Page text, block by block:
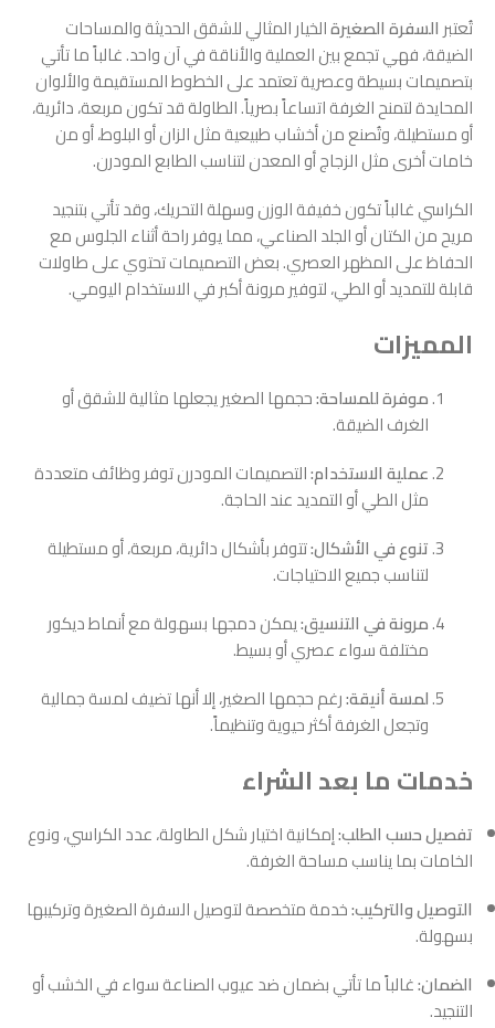
تُعتبرالسفرة الصغيرةالخيار المثالي للشقق الحديثة والمساحات
الضيقة، فهي تجمع بين العملية والأناقة في آن واحد. غالباً ما تأتي
بتصميمات بسيطة وعصرية تعتمد على الخطوط المستقيمة والألوان
المحايدة لتمنح الغرفة اتساعاً بصرياً. الطاولة قد تكون مربعة، دائرية،
أو مستطيلة، وتُصنع من أخشاب طبيعية مثل الزان أو البلوط، أو من
خامات أخرى مثل الزجاج أو المعدن لتناسب الطابع المودرن.
الكراسي غالباً تكون خفيفة الوزن وسهلة التحريك، وقد تأتي بتنجيد
مريح من الكتان أو الجلد الصناعي، مما يوفر راحة أثناء الجلوس مع
الحفاظ على المظهر العصري. بعض التصميمات تحتوي على طاولات
قابلة للتمديد أو الطي، لتوفير مرونة أكبر في الاستخدام اليومي.
المميزات
موفرة للمساحة:حجمها الصغير يجعلها مثالية للشقق أو
الغرف الضيقة.
عملية الاستخدام:التصميمات المودرن توفر وظائف متعددة
مثل الطي أو التمديد عند الحاجة.
تنوع في الأشكال:تتوفر بأشكال دائرية، مربعة، أو مستطيلة
لتناسب جميع الاحتياجات.
مرونة في التنسيق:يمكن دمجها بسهولة مع أنماط ديكور
مختلفة سواء عصري أو بسيط.
لمسة أنيقة:رغم حجمها الصغير، إلا أنها تضيف لمسة جمالية
وتجعل الغرفة أكثر حيوية وتنظيماً.
خدمات ما بعد الشراء
تفصيل حسب الطلب:إمكانية اختيار شكل الطاولة، عدد الكراسي، ونوع
الخامات بما يناسب مساحة الغرفة.
التوصيل والتركيب:خدمة متخصصة لتوصيل السفرة الصغيرة وتركيبها
بسهولة.
الضمان:غالباً ما تأتي بضمان ضد عيوب الصناعة سواء في الخشب أو
التنجيد.